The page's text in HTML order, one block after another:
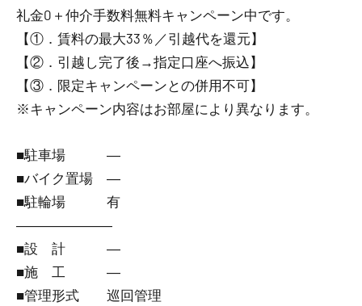
礼金0 ＋ 仲介手数料無料キャンペーン中です。
【①．賃料の最大33％／引越代を還元】
【②．引越し完了後→指定口座へ振込】
【③．限定キャンペーンとの併用不可】
※キャンペーン内容はお部屋により異なります。
■駐車場 ―
■バイク置場 ―
■駐輪場 有
―――――――
■設 計 ―
■施 工 ―
■管理形式 巡回管理